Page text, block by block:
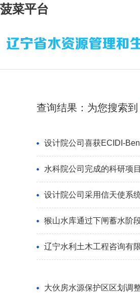
菠菜平台
查询结果：为您搜索到
设计院公司喜获ECIDI-
水科院公司完成的科研项
设计院公司采用信天使系
猴山水库通过下闸蓄水阶
辽宁水利土木工程咨询有
大伙房水源保护区区划调